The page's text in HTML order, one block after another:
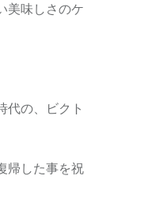
美味しさのケ
代の、ビクト
帰した事を祝